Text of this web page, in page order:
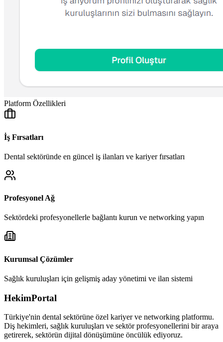
Platform Özellikleri
İş Fırsatları
Dental sektöründe en güncel iş ilanları ve kariyer fırsatları
Profesyonel Ağ
Sektördeki profesyonellerle bağlantı kurun ve networking yapın
Kurumsal Çözümler
Sağlık kuruluşları için gelişmiş aday yönetimi ve ilan sistemi
HekimPortal
Türkiye'nin dental sektörüne özel kariyer ve networking platformu.
Diş hekimleri, sağlık kuruluşları ve sektör profesyonellerini bir araya
getirerek, sektörün dijital dönüşümüne öncülük ediyoruz.